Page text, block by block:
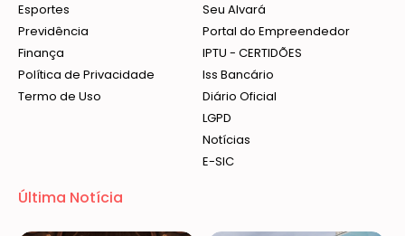
Esportes
Previdência
Finança
Política de Privacidade
Termo de Uso
Seu Alvará
Portal do Empreendedor
IPTU - CERTIDÕES
Iss Bancário
Diário Oficial
LGPD
Notícias
E-SIC
Última Notícia